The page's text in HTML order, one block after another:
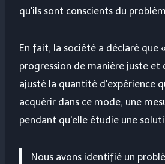
qu'ils sont conscients du
En fait, la société a déclaré que
progression de manière juste et
ajusté la quantité d'expérience
acquérir dans ce mode, une
pendant qu'elle étudie une
Nous avons identifié un